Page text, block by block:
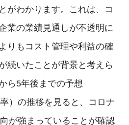
がわかります。これは、コ
業の業績見通しが不透明に
りもコスト管理や利益の確
続いたことが背景と考えら
ら5年後までの予想
）の推移を見ると、コロナ
が強まっていることが確認